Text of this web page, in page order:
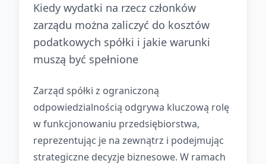
Kiedy wydatki na rzecz członków
zarządu można zaliczyć do kosztów
podatkowych spółki i jakie warunki
muszą być spełnione
Zarząd spółki z ograniczoną
odpowiedzialnością odgrywa kluczową rolę
w funkcjonowaniu przedsiębiorstwa,
reprezentując je na zewnątrz i podejmując
strategiczne decyzje biznesowe. W ramach